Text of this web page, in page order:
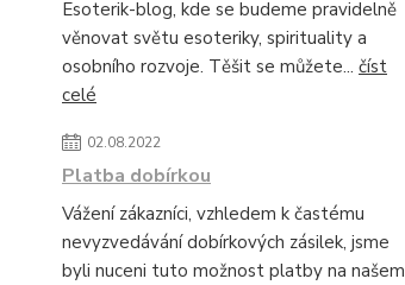
Esoterik-blog, kde se budeme pravidelně
věnovat světu esoteriky, spirituality a
osobního rozvoje. Těšit se můžete... číst
celé
02.08.2022
Platba dobírkou
Vážení zákazníci, vzhledem k častému
nevyzvedávání dobírkových zásilek, jsme
byli nuceni tuto možnost platby na našem